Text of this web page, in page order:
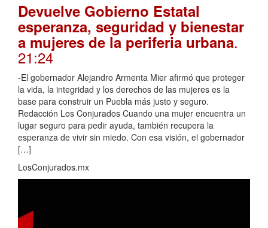
Devuelve Gobierno Estatal
esperanza, seguridad y bienestar
a mujeres de la periferia urbana.
21:24
-El gobernador Alejandro Armenta Mier afirmó que proteger
la vida, la integridad y los derechos de las mujeres es la
base para construir un Puebla más justo y seguro.
Redacción Los Conjurados Cuando una mujer encuentra un
lugar seguro para pedir ayuda, también recupera la
esperanza de vivir sin miedo. Con esa visión, el gobernador
[…]
LosConjurados.mx